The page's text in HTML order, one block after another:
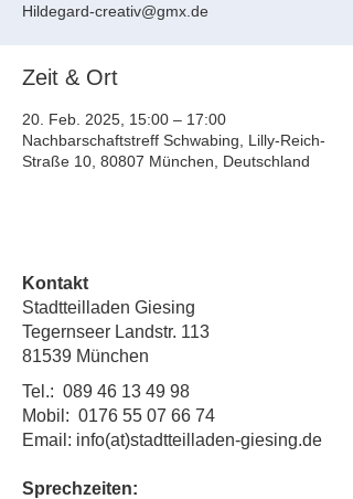
Hildegard-creativ@gmx.de
Zeit & Ort
20. Feb. 2025, 15:00 – 17:00
Nachbarschaftstreff Schwabing, Lilly-Reich-
Straße 10, 80807 München, Deutschland
Kontakt
Stadtteilladen Giesing
Tegernseer Landstr. 113
81539 München
Tel.: 089 46 13 49 98
Mobil: 0176 55 07 66 74
Email: info(at)stadtteilladen-giesing.de
Sprechzeiten: